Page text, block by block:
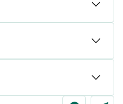
СБП, Долями,
при получении
выдачи или
подлинности
фирменная бирка
любое наше